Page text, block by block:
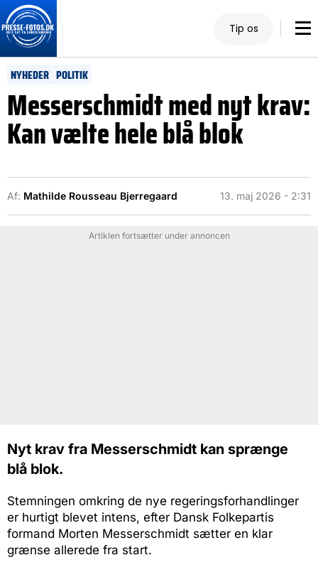
Tip os
NYHEDER POLITIK
Messerschmidt med nyt krav:
Kan vælte hele blå blok
Af: Mathilde Rousseau Bjerregaard 13. maj 2026 - 2:31
Artiklen fortsætter under annoncen
Nyt krav fra Messerschmidt kan sprænge
blå blok.
Stemningen omkring de nye regeringsforhandlinger
er hurtigt blevet intens, efter Dansk Folkepartis
formand Morten Messerschmidt sætter en klar
grænse allerede fra start.